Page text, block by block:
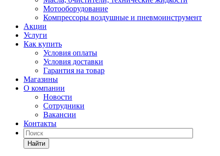
Мотооборудование
Компрессоры воздушные и пневмоинструмент
Акции
Услуги
Как купить
Условия оплаты
Условия доставки
Гарантия на товар
Магазины
О компании
Новости
Сотрудники
Вакансии
Контакты
Найти